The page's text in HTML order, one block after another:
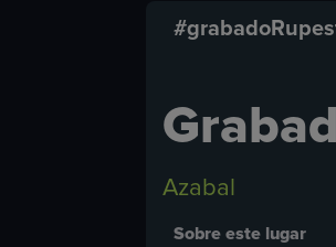
Azabal
Sobre este lugar